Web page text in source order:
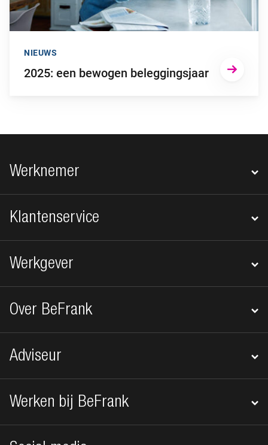
2025: een bewogen beleggingsjaar
NIEUWS
Footer navigatie
Werknemer
Klantenservice
Werkgever
Over BeFrank
Adviseur
Werken bij BeFrank